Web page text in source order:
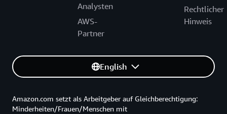
Analysten
AWS-
Partner
Rechtlicher
Hinweis
English
Amazon.com setzt als Arbeitgeber auf Gleichberechtigung:
Minderheiten/Frauen/Menschen mit